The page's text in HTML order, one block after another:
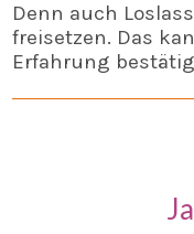
Denn auch
freisetzen. Das
Erfahrung